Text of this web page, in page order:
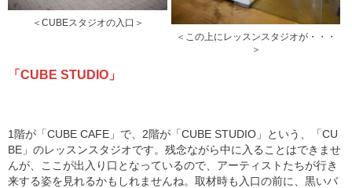
＜CUBEスタジオの入口＞
＜この上にレッスンスタジオが・・・
＞
「CUBE STUDIO」
1階が「CUBE CAFE」で、2階が「CUBE STUDIO」という、「CU
BE」のレッスンスタジオです。残念ながら中に入ることはできませ
んが、ここが出入り口となっているので、アーティストたちが行き
来する姿を見れるかもしれませんね。取材時も入口の前に、黒いバ